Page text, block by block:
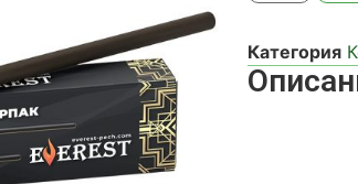
Категория